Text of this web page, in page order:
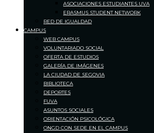
ASOCIACIONES ESTUDIANTES UVA
ERASMUS STUDENT NETWORK
RED DE IGUALDAD
CAMPUS
WEB CAMPUS
VOLUNTARIADO SOCIAL
OFERTA DE ESTUDIOS
GALERÍA DE IMÁGENES
LA CIUDAD DE SEGOVIA
BIBLIOTECA
DEPORTES
FUVA
ASUNTOS SOCIALES
ORIENTACIÓN PSICOLÓGICA
ONGD CON SEDE EN EL CAMPUS